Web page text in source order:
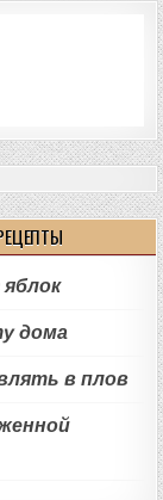
дома
в плов